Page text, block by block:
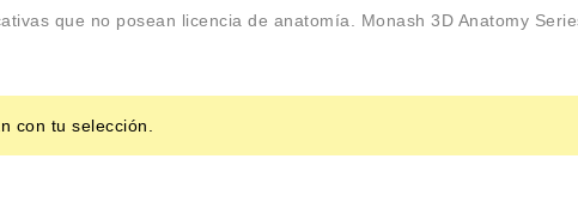
que no posean licencia de anatomía. Monash 3D Anatomy
con tu selección.